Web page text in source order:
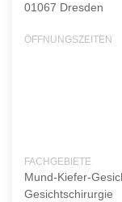
01067 Dresden
ÖFFNUNGSZEITEN
FACHGEBIETE
Mund-Kiefer-
Gesichtschirurgie